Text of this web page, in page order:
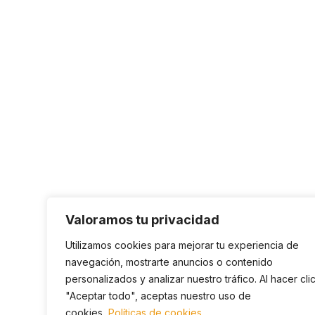
Valoramos tu privacidad
Utilizamos cookies para mejorar tu experiencia de
navegación, mostrarte anuncios o contenido
personalizados y analizar nuestro tráfico. Al hacer
"Aceptar todo", aceptas nuestro uso de
cookies. Políticas de cookies